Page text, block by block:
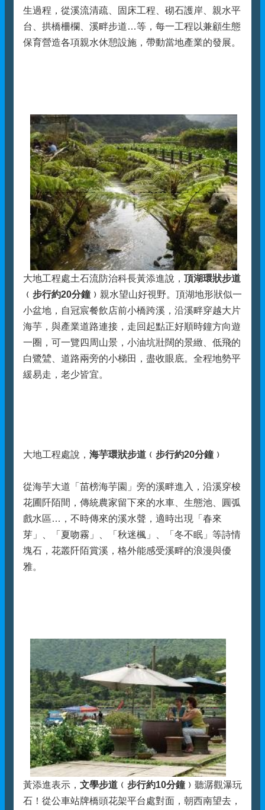
生過程，從溪流清疏、固床工程、砌石護岸、親水平
台、拱橋柵欄、溪畔步道…等，每一工程以兼顧生態
保育營造各項親水休憩設施，帶動當地產業的發展。
大地工程處土石流防治科長黃添進說， 頂湖環狀步道
﹙步行約20分鐘﹚ 親水望山好視野。頂湖地形狀似一
小盆地，自冠宸餐飲店前小橋跨溪，沿溪畔穿越大片
海芋，與產業道路連接，走回起點正好順時鐘方向遊
一圈，可一覽四周山景，小油坑壯闊的景緻、低飛的
白鷺鷥、道路兩旁的小梯田，盡收眼底。全程地勢平
緩易走，老少皆宜。
大地工程處說， 海芋環狀步道﹙步行約20分鐘﹚
從海芋大道「苗榜海芋園」旁的溪畔進入，沿溪穿梭
花圃阡陌間，傳統農家留下來的水車、生態池、圓弧
戲水區…，不時傳來的溪水聲，適時出現「春來
芽」、「夏吻霧」、「秋迷楓」、「冬不眠」等詩情
塊石，花叢阡陌賞溪，格外能感受溪畔的浪漫與優
雅。
黃添進表示， 文學步道﹙步行約10分鐘﹚ 聽潺觀瀑玩
石！從公車站牌橋頭花架平台處對面，朝西南望去，